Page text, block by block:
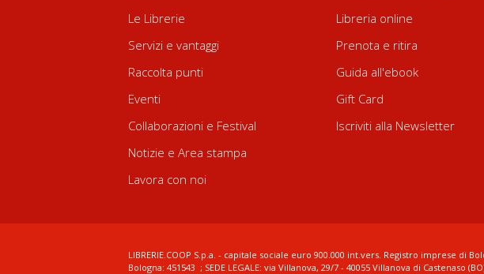
Le Librerie
Servizi e vantaggi
Raccolta punti
Eventi
Collaborazioni e Festival
Notizie e Area stampa
Lavora con noi
Libreria online
Prenota e ritira
Guida all'ebook
Gift Card
Iscriviti alla Newsletter
LIBRERIE.COOP S.p.a. - capitale sociale euro 900.000 int.vers. Registro imprese di
Bologna: 451543 ; SEDE LEGALE: via Villanova, 29/7 - 40055 Villanova di Castenaso